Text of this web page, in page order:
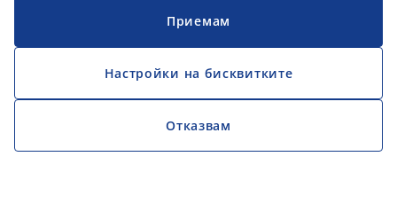
Приемам
Настройки на бисквитките
Отказвам